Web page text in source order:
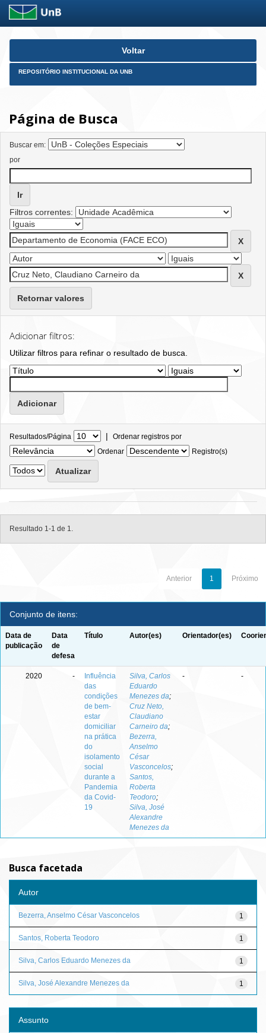
Skip
Voltar
REPOSITÓRIO INSTITUCIONAL DA UNB
Página de Busca
Buscar em:
por
Filtros correntes:
Retornar valores
Adicionar filtros:
Utilizar filtros para refinar o resultado de busca.
Resultados/Página | Ordenar registros por
Ordenar
Registro(s)
Resultado 1-1 de 1.
Anterior 1 Próximo
Conjunto de itens:
Data de
publicação
Data
de
defesa
Título Autor(es) Orientador(es)
2020 -
Influência
das
condições
de bem-
estar
domiciliar
na prática
do
isolamento
social
durante a
Pandemia
da Covid-
19
Silva, Carlos
Eduardo
Menezes da;
Cruz Neto,
Claudiano
Carneiro da;
Bezerra,
Anselmo
César
Vasconcelos;
Santos,
Roberta
Teodoro;
Silva, José
Alexandre
Menezes da
- -
Busca facetada
Autor
1
Bezerra, Anselmo César Vasconcelos
1
Santos, Roberta Teodoro
1
Silva, Carlos Eduardo Menezes da
1
Silva, José Alexandre Menezes da
Assunto